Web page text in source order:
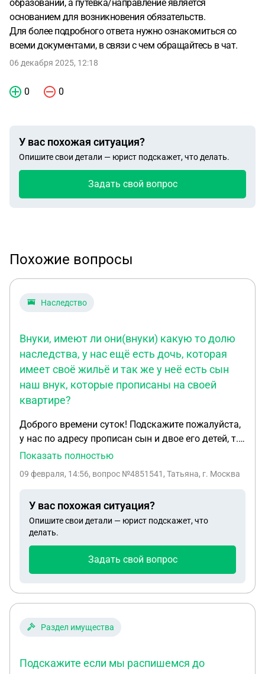
образовании, а путевка/направление является
основанием для возникновения обязательств.
Для более подробного ответа нужно ознакомиться со
всеми документами, в связи с чем обращайтесь в чат.
06 декабря 2025, 12:18
0 0
У вас похожая ситуация?
Опишите свои детали — юрист подскажет, что делать.
Задать свой вопрос
Похожие вопросы
Наследство
Внуки, имеют ли они(внуки) какую то долю
наследства, у нас ещё есть дочь, которая
имеет своё жильё и так же у неё есть сын
наш внук, которые прописаны на своей
квартире?
Доброго времени суток! Подскажите пожалуйста,
у нас по адресу прописан сын и двое его детей, т.е.
внуки, имеют ли они(внуки) какую то долю
своё жильё и так же у неё есть сын наш внук,
Показать полностью
09 февраля, 14:56, вопрос №4851541, Татьяна, г. Москва
У вас похожая ситуация?
Опишите свои детали — юрист подскажет, что
делать.
Задать свой вопрос
Раздел имущества
Подскажите если мы распишемся до